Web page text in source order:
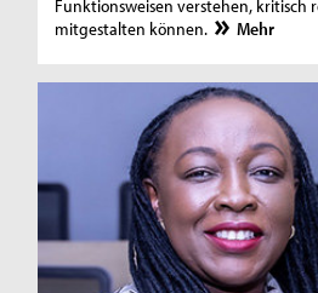
Funktionsweisen verstehen,
mitgestalten können.
Mehr